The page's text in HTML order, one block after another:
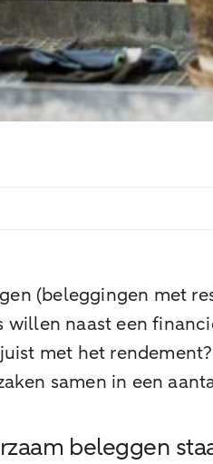
(beleggingen met
willen naast een
met het
samen in een
beleggen